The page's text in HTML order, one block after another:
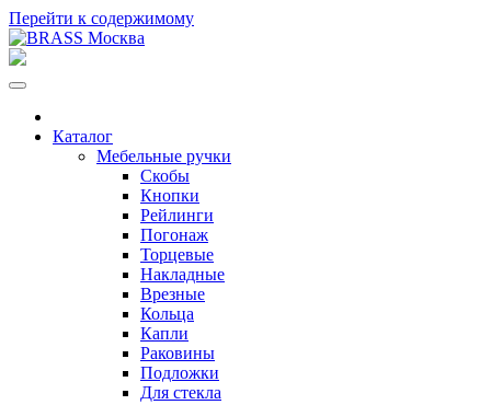
Перейти к содержимому
Каталог
Мебельные ручки
Скобы
Кнопки
Рейлинги
Погонаж
Торцевые
Накладные
Врезные
Кольца
Капли
Раковины
Подложки
Для стекла